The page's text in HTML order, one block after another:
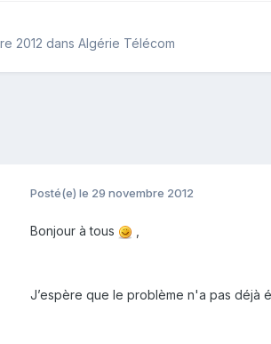
2012 dans Algérie Télécom
Posté(e) le 29 novembre 2012
Bonjour à tous
J’espère que le problème n'a pas déjà